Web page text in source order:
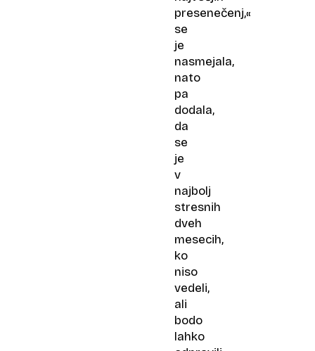
presenečenj,«
se
je
nasmejala,
nato
pa
dodala,
da
se
je
v
najbolj
stresnih
dveh
mesecih,
ko
niso
vedeli,
ali
bodo
lahko